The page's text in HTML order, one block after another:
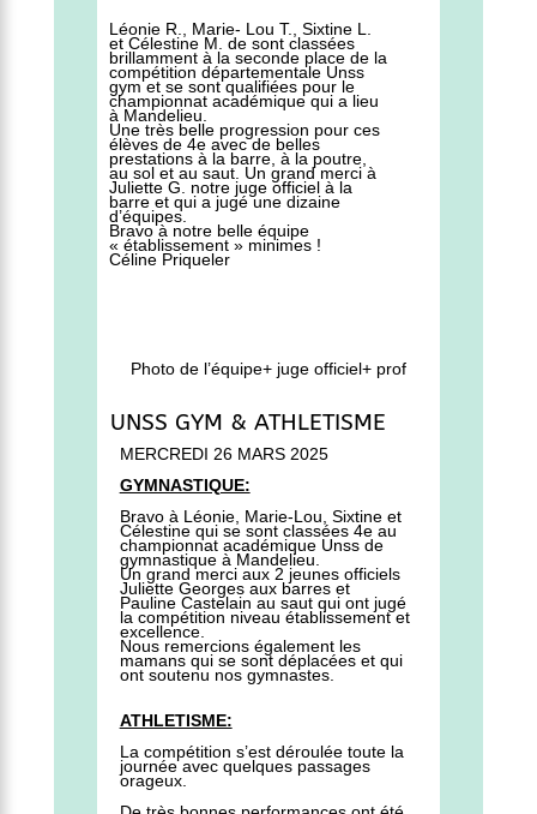
Léonie R., Marie- Lou T., Sixtine L.
et Célestine M. de sont classées
brillamment à la seconde place de la
compétition départementale Unss
gym et se sont qualifiées pour le
championnat académique qui a lieu
à Mandelieu.
Une très belle progression pour ces
élèves de 4e avec de belles
prestations à la barre, à la poutre,
au sol et au saut. Un grand merci à
Juliette G. notre juge officiel à la
barre et qui a jugé une dizaine
d’équipes.
Bravo à notre belle équipe
« établissement » minimes !
Céline Priqueler
Photo de l’équipe+ juge officiel+ prof
UNSS GYM & ATHLETISME
MERCREDI 26 MARS 2025
GYMNASTIQUE:
Bravo à Léonie, Marie-Lou, Sixtine et
Célestine qui se sont classées 4e au
championnat académique Unss de
gymnastique à Mandelieu.
Un grand merci aux 2 jeunes officiels
Juliette Georges aux barres et
Pauline Castelain au saut qui ont jugé
la compétition niveau établissement et
excellence.
Nous remercions également les
mamans qui se sont déplacées et qui
ont soutenu nos gymnastes.
ATHLETISME:
La compétition s’est déroulée toute la
journée avec quelques passages
orageux.